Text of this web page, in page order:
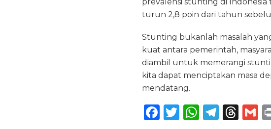
turun 2,8 poin dari tahun
Stunting bukanlah masalah
kuat antara pemerintah,
diambil untuk memerangi
kita dapat menciptakan masa
mendatang.
F
T
W T
T
G